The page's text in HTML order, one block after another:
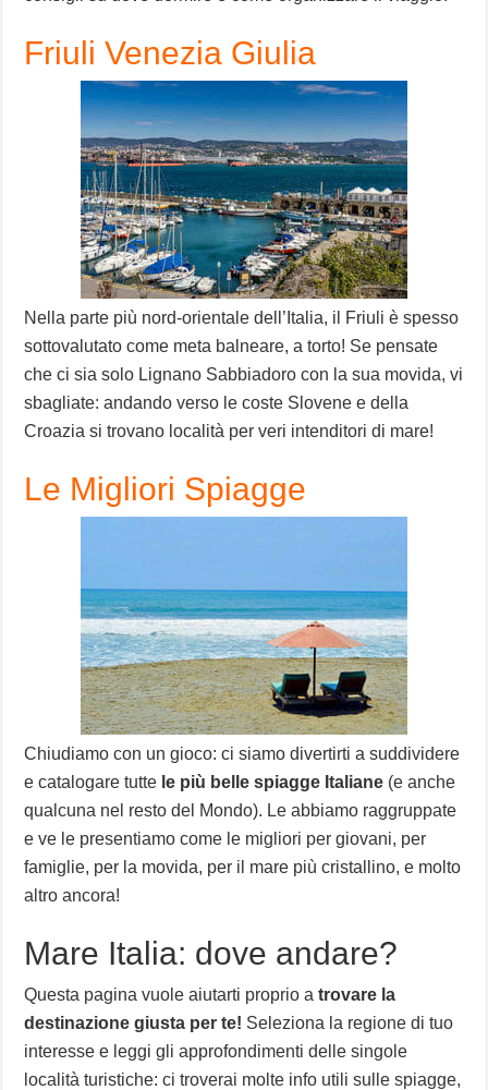
Friuli Venezia Giulia
Nella parte più nord-orientale dell’Italia, il Friuli è spesso
sottovalutato come meta balneare, a torto! Se pensate
che ci sia solo Lignano Sabbiadoro con la sua movida, vi
sbagliate: andando verso le coste Slovene e della
Croazia si trovano località per veri intenditori di mare!
Le Migliori Spiagge
Chiudiamo con un gioco: ci siamo divertirti a suddividere
e catalogare tutte le più belle spiagge Italiane (e anche
qualcuna nel resto del Mondo). Le abbiamo raggruppate
e ve le presentiamo come le migliori per giovani, per
famiglie, per la movida, per il mare più cristallino, e molto
altro ancora!
Mare Italia: dove andare?
Questa pagina vuole aiutarti proprio atrovare la
destinazione giusta per te! Seleziona la regione di tuo
interesse e leggi gli approfondimenti delle singole
località turistiche: ci troverai molte info utili sulle spiagge,